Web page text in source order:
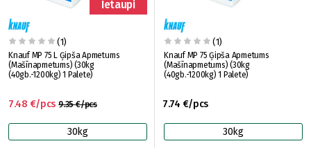
Ietaupi
(1)
Knauf MP 75 L Ģipša Apmetums
(Mašīnapmetums) (30kg
(40gb.-1200kg) 1 Palete)
9.35 €/pcs
7.48 €/pcs
30kg
(1)
Knauf MP 75 Ģipša Apmetums
(Mašīnapmetums) (30kg
(40gb.-1200kg) 1 Palete)
7.74 €/pcs
30kg